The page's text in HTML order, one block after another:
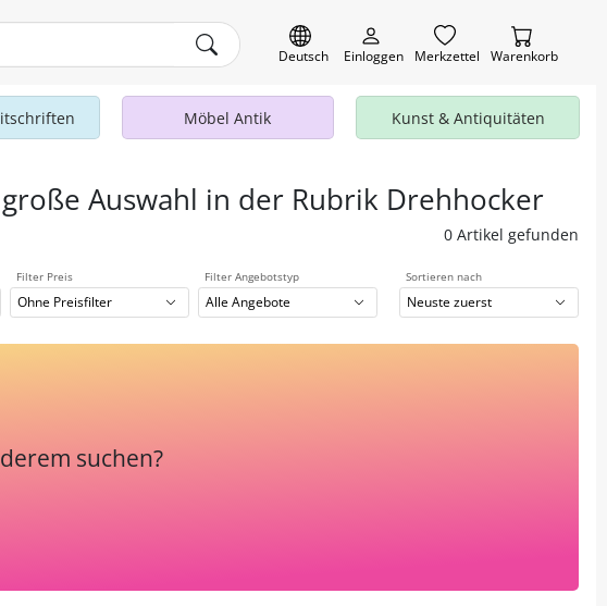
Deutsch Einloggen Merkzettel Warenkorb
Möbel Antik Kunst & Antiquitäten
Auswahl in der Rubrik Drehhocker
0 Artikel gefunden
Filter Preis
Ohne Preisfilter
Filter Angebotstyp
Alle Angebote
Sortieren nach
Neuste zuerst
suchen?